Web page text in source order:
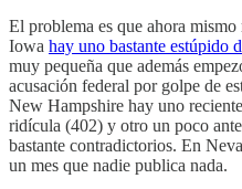
El problema es que ahora mismo
Iowa hay uno bastante estúpido
muy pequeña que además
acusación federal por golpe de
New Hampshire hay uno
ridícula (402) y otro un poco
bastante contradictorios. En
un mes que nadie publica nada.